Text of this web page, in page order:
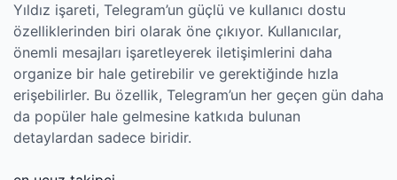
Yıldız işareti, Telegram’un güçlü ve kullanıcı dostu
özelliklerinden biri olarak öne çıkıyor. Kullanıcılar,
önemli mesajları işaretleyerek iletişimlerini daha
organize bir hale getirebilir ve gerektiğinde hızla
erişebilirler. Bu özellik, Telegram’un her geçen gün daha
da popüler hale gelmesine katkıda bulunan
detaylardan sadece biridir.